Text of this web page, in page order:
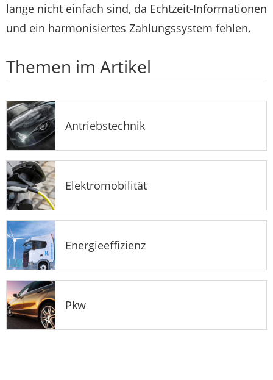
lange nicht einfach sind, da Echtzeit-Informationen
und ein harmonisiertes Zahlungssystem fehlen.
Themen im Artikel
Antriebstechnik
Elektromobilität
Energieeffizienz
Pkw